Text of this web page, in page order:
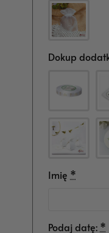
Dokup
Imię *
Podaj datę: *